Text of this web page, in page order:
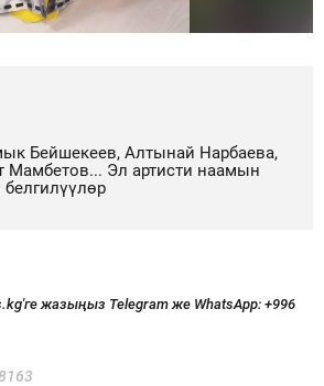
Бейшекеев, Алтынай Нарбаева,
Мамбетов... Эл артисти наамын
белгилүүлөр
жазыңыз Telegram же WhatsApp: +996